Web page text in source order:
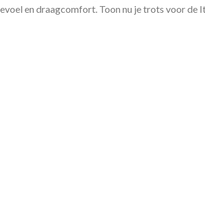
en draagcomfort. Toon nu je trots voor de